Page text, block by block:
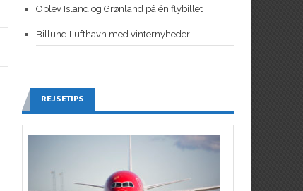
Oplev Island og Grønland på én flybillet
Billund Lufthavn med vinternyheder
REJSETIPS